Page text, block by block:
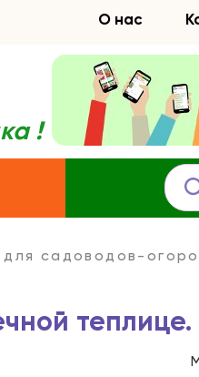
О нас
!
садоводов-
теплице.